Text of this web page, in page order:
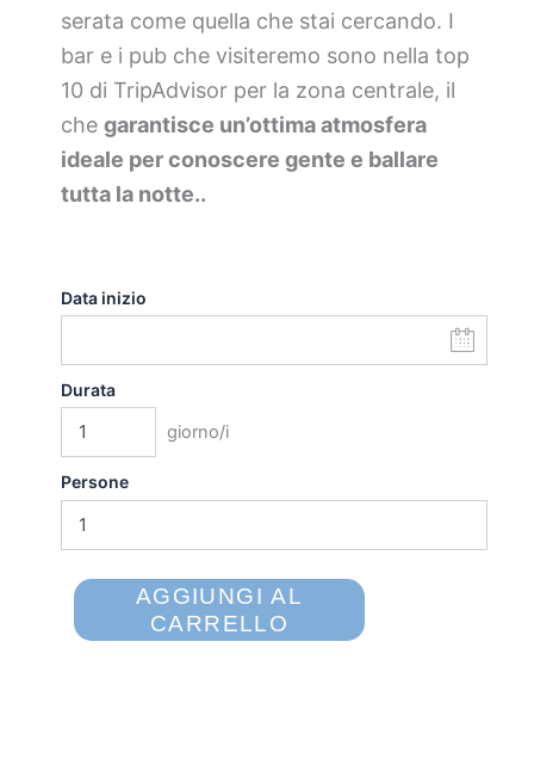
serata come quella che stai cercando. I
bar e i pub che visiteremo sono nella top
10 di TripAdvisor per la zona centrale, il
che garantisce un’ottima atmosfera
ideale per conoscere gente e ballare
tutta la notte..
Data inizio
Durata
giorno/i
Persone
AGGIUNGI AL
CARRELLO